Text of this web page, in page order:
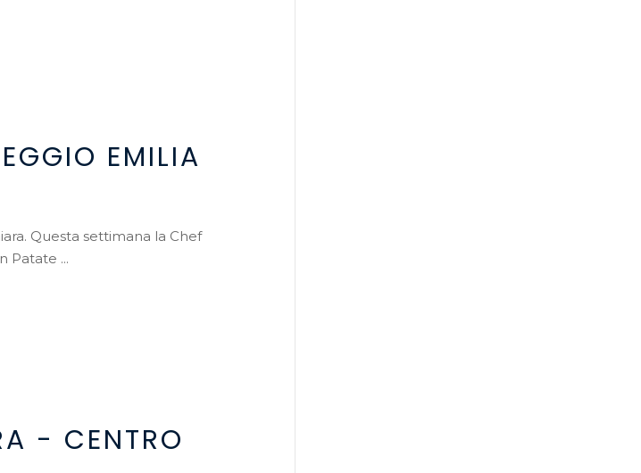
EMILIA
Questa settimana la Chef
Patate ...
- CENTRO